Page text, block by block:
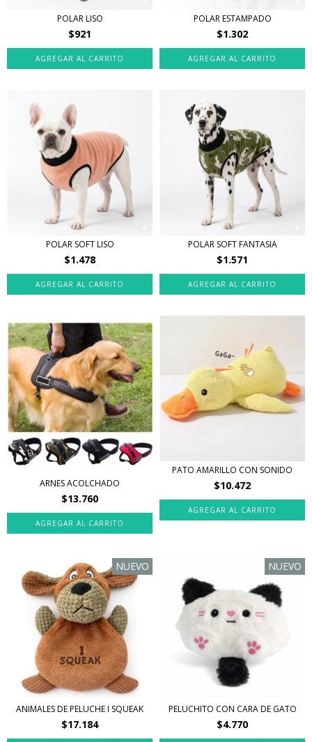
POLAR LISO
$921
AGREGAR AL CARRITO
POLAR ESTAMPADO
$1.302
AGREGAR AL CARRITO
POLAR SOFT LISO
$1.478
AGREGAR AL CARRITO
POLAR SOFT FANTASIA
$1.571
AGREGAR AL CARRITO
ARNES ACOLCHADO
$13.760
AGREGAR AL CARRITO
PATO AMARILLO CON SONIDO
$10.472
NUEVO
ANIMALES DE PELUCHE I SQUEAK
$17.184
NUEVO
PELUCHITO CON CARA DE GATO
$4.770